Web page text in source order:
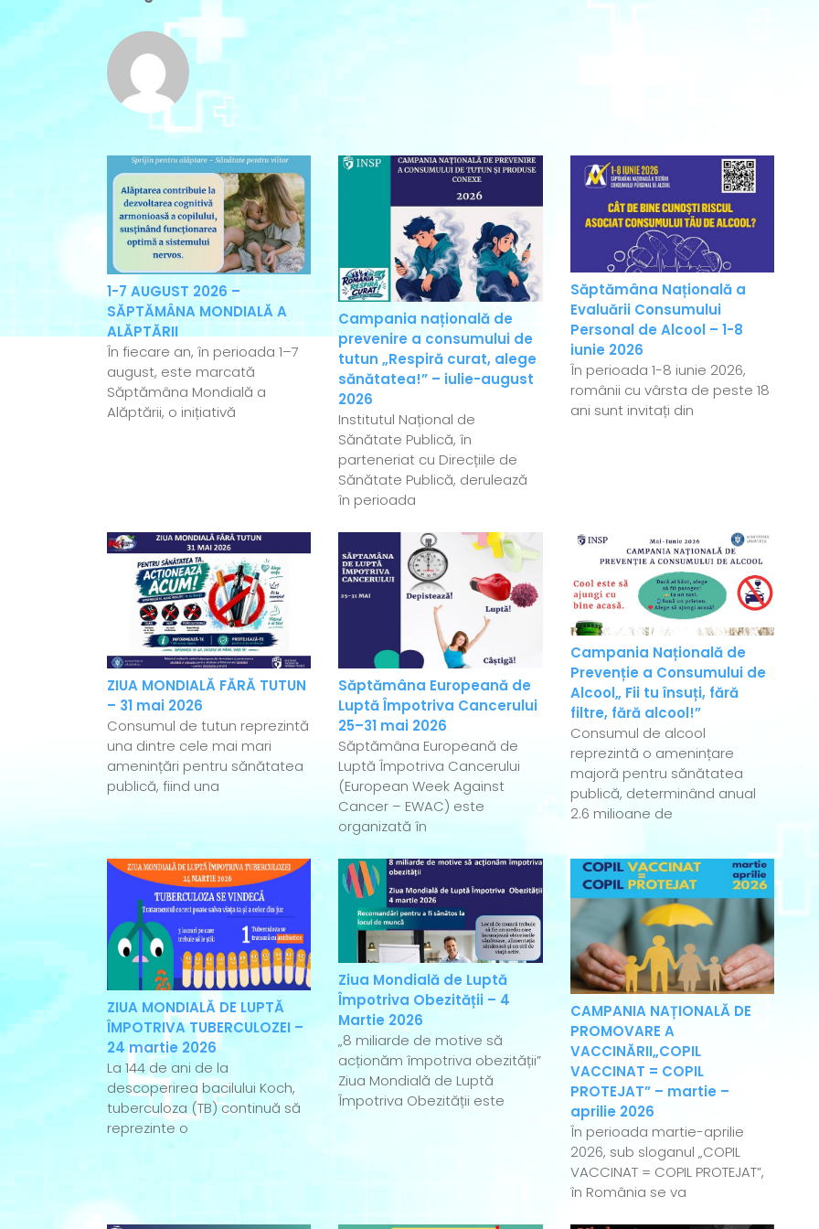
1-7 AUGUST 2026 –
SĂPTĂMÂNA MONDIALĂ A
ALĂPTĂRII
În fiecare an, în perioada 1–7
august, este marcată
Săptămâna Mondială a
Alăptării, o inițiativă
Campania națională de
prevenire a consumului de
tutun „Respiră curat, alege
sănătatea!” – iulie-august
2026
Institutul Național de
Sănătate Publică, în
parteneriat cu Direcțiile de
Sănătate Publică, derulează
în perioada
Săptămâna Națională a
Evaluării Consumului
Personal de Alcool – 1-8
iunie 2026
În perioada 1-8 iunie 2026,
românii cu vârsta de peste 18
ani sunt invitați din
ZIUA MONDIALĂ FĂRĂ TUTUN
– 31 mai 2026
Consumul de tutun reprezintă
una dintre cele mai mari
amenințări pentru sănătatea
publică, fiind una
Săptămâna Europeană de
Luptă Împotriva Cancerului
25–31 mai 2026
Săptămâna Europeană de
Luptă Împotriva Cancerului
(European Week Against
Cancer – EWAC) este
organizată în
Campania Națională de
Prevenție a Consumului de
Alcool„ Fii tu însuți, fără
filtre, fără alcool!”
Consumul de alcool
reprezintă o amenințare
majoră pentru sănătatea
publică, determinând anual
2.6 milioane de
ZIUA MONDIALĂ DE LUPTĂ
ÎMPOTRIVA TUBERCULOZEI –
24 martie 2026
La 144 de ani de la
descoperirea bacilului Koch,
tuberculoza (TB) continuă să
reprezinte o
Ziua Mondială de Luptă
Împotriva Obezității – 4
Martie 2026
„8 miliarde de motive să
acționăm împotriva obezității”
Ziua Mondială de Luptă
Împotriva Obezității este
CAMPANIA NAȚIONALĂ DE
PROMOVARE A
VACCINĂRII„COPIL
VACCINAT = COPIL
PROTEJAT” – martie –
aprilie 2026
În perioada martie-aprilie
2026, sub sloganul „COPIL
VACCINAT = COPIL PROTEJAT”,
în România se va